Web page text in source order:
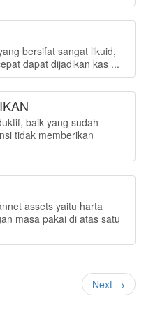
bersifat sangat likuid,
dapat dijadikan kas ...
baik yang sudah
tidak memberikan
assets yaitu harta
masa pakai di atas satu
Next →